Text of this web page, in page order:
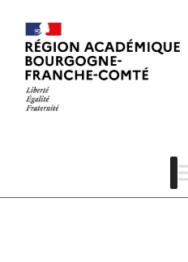
MPOB –
du